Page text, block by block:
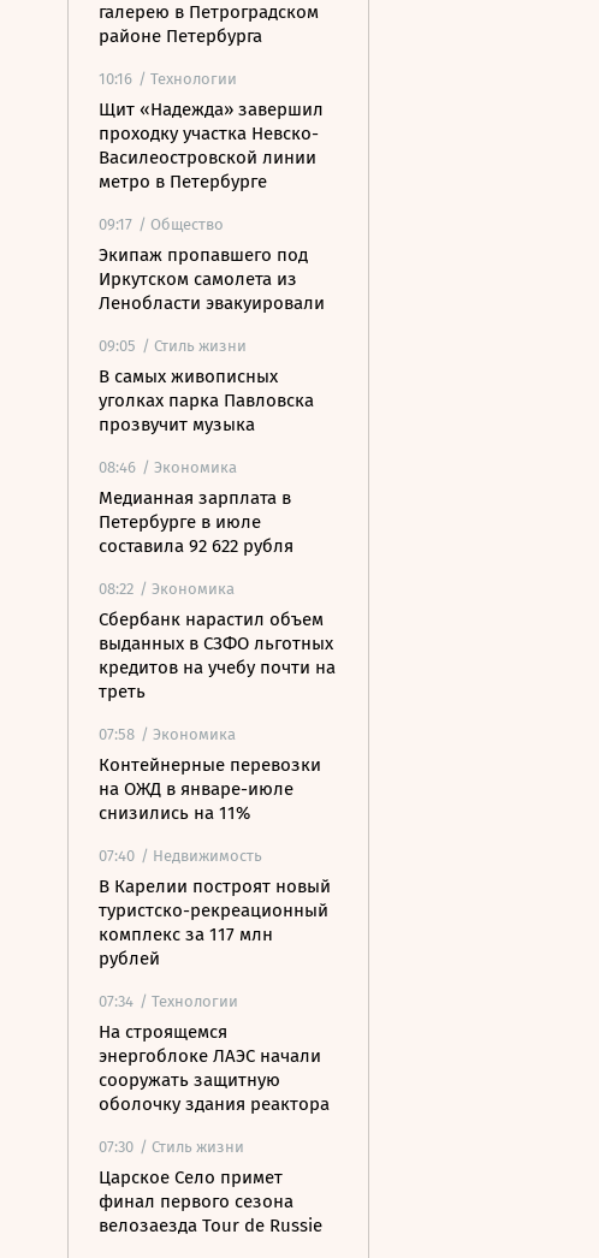
галерею в Петроградском
районе Петербурга
10:16 / Технологии
Щит «Надежда» завершил
проходку участка Невско-
Василеостровской линии
метро в Петербурге
09:17 / Общество
Экипаж пропавшего под
Иркутском самолета из
Ленобласти эвакуировали
09:05 / Стиль жизни
В самых живописных
уголках парка Павловска
прозвучит музыка
08:46 / Экономика
Медианная зарплата в
Петербурге в июле
составила 92 622 рубля
08:22 / Экономика
Сбербанк нарастил объем
выданных в СЗФО льготных
кредитов на учебу почти на
треть
07:58 / Экономика
Контейнерные перевозки
на ОЖД в январе-июле
снизились на 11%
07:40 / Недвижимость
В Карелии построят новый
туристско-рекреационный
комплекс за 117 млн
рублей
07:34 / Технологии
На строящемся
энергоблоке ЛАЭС начали
сооружать защитную
оболочку здания реактора
07:30 / Стиль жизни
Царское Село примет
финал первого сезона
велозаезда Tour de Russie